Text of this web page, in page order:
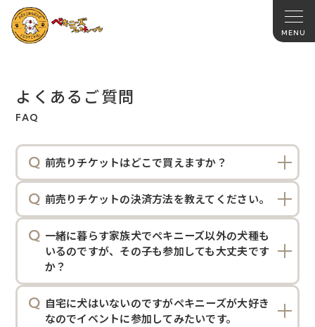
よくあるご質問
FAQ
前売りチケットはどこで買えますか？
前売りチケットの決済方法を教えてください。
一緒に暮らす家族犬でペキニーズ以外の犬種も
いるのですが、その子も参加しても大丈夫です
か？
自宅に犬はいないのですがペキニーズが大好き
なのでイベントに参加してみたいです。